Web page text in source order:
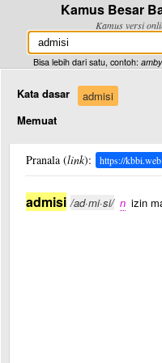
Kamus Besar
Kamus versi
Bisa lebih dari satu, contoh:
Kata dasar
admisi
Memuat
Pranala (link): https://
admisi /ad·mi·si/ n izin